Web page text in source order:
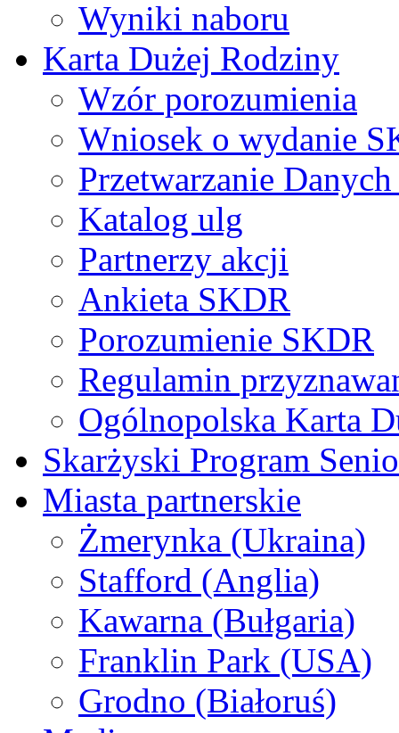
Wyniki naboru
Karta Dużej Rodziny
Wzór porozumienia
Wniosek o wydanie
Przetwarzanie
Katalog ulg
Partnerzy akcji
Ankieta SKDR
Porozumienie SKDR
Regulamin
Ogólnopolska Karta
Skarżyski Program
Miasta partnerskie
Żmerynka (Ukraina)
Stafford (Anglia)
Kawarna (Bułgaria)
Franklin Park (USA)
Grodno (Białoruś)